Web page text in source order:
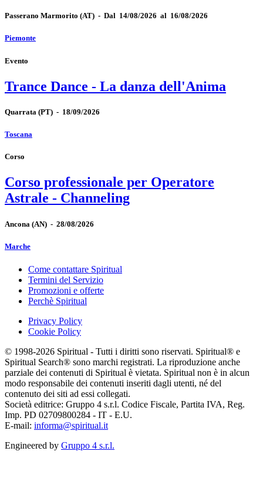
Passerano Marmorito (AT) - Dal 14/08/2026 al 16/08/2026
Piemonte
Evento
Trance Dance - La danza dell'Anima
Quarrata (PT) - 18/09/2026
Toscana
Corso
Corso professionale per Operatore
Astrale - Channeling
Ancona (AN) - 28/08/2026
Marche
Come contattare Spiritual
Termini del Servizio
Promozioni e offerte
Perchè Spiritual
Privacy Policy
Cookie Policy
© 1998-2026 Spiritual - Tutti i diritti sono riservati. Spiritual® e
Spiritual Search® sono marchi registrati. La riproduzione anche
parziale dei contenuti di Spiritual è vietata. Spiritual non è in alcun
modo responsabile dei contenuti inseriti dagli utenti, né del
contenuto dei siti ad essi collegati.
Società editrice: Gruppo 4 s.r.l. Codice Fiscale, Partita IVA, Reg.
Imp. PD 02709800284 - IT - E.U.
E-mail: informa@spiritual.it
Engineered by Gruppo 4 s.r.l.